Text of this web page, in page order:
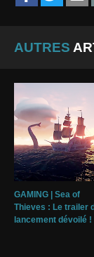
AUTRES
GAMING | Sea of
Thieves : Le trailer
lancement dévoilé !